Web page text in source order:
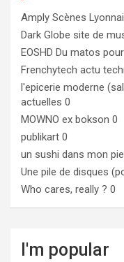
Amply Scènes
Dark Globe site de
EOSHD Du matos
Frenchytech actu
l'epicerie moderne
actuelles 0
MOWNO ex bokson 0
publikart 0
un sushi dans mon
Une pile de disques
Who cares, really ? 0
I'm popular